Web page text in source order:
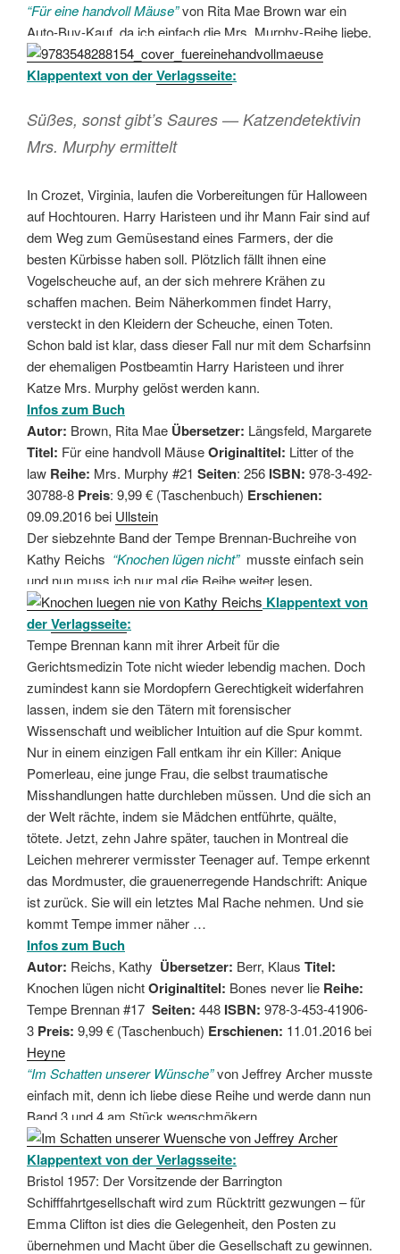
“Für eine handvoll Mäuse”von Rita Mae Brown war ein
Auto-Buy-Kauf, da ich einfach die Mrs. Murphy-Reihe liebe.
Klappentext von derVerlagsseite:
Süßes, sonst gibt’s Saures — Katzendetektivin
Mrs. Murphy ermittelt
In Crozet, Virginia, laufen die Vorbereitungen für Halloween
auf Hochtouren. Harry Haristeen und ihr Mann Fair sind auf
dem Weg zum Gemüsestand eines Farmers, der die
besten Kürbisse haben soll. Plötzlich fällt ihnen eine
Vogelscheuche auf, an der sich mehrere Krähen zu
schaffen machen. Beim Näherkommen findet Harry,
versteckt in den Kleidern der Scheuche, einen Toten.
Schon bald ist klar, dass dieser Fall nur mit dem Scharfsinn
der ehemaligen Postbeamtin Harry Haristeen und ihrer
Katze Mrs. Murphy gelöst werden kann.
Infos zum Buch
Autor: Brown, Rita Mae Übersetzer: Längsfeld, Margarete
Titel: Für eine handvoll MäuseOriginaltitel: Litter of the
law Reihe: Mrs. Murphy #21 Seiten: 256 ISBN: 978-3-492-
30788-8 Preis: 9,99 € (Taschenbuch) Erschienen:
09.09.2016 bei Ullstein
Der siebzehnte Band der Tempe Brennan-Buchreihe von
Kathy Reichs “Knochen lügen nicht”musste einfach sein
und nun muss ich nur mal die Reihe weiter lesen.
Klappentext von
derVerlagsseite:
Tempe Brennan kann mit ihrer Arbeit für die
Gerichtsmedizin Tote nicht wieder lebendig machen. Doch
zumindest kann sie Mordopfern Gerechtigkeit widerfahren
lassen, indem sie den Tätern mit forensischer
Wissenschaft und weiblicher Intuition auf die Spur kommt.
Nur in einem einzigen Fall entkam ihr ein Killer: Anique
Pomerleau, eine junge Frau, die selbst traumatische
Misshandlungen hatte durchleben müssen. Und die sich an
der Welt rächte, indem sie Mädchen entführte, quälte,
tötete. Jetzt, zehn Jahre später, tauchen in Montreal die
Leichen mehrerer vermisster Teenager auf. Tempe erkennt
das Mordmuster, die grauenerregende Handschrift: Anique
ist zurück. Sie will ein letztes Mal Rache nehmen. Und sie
kommt Tempe immer näher …
Infos zum Buch
Autor: Reichs, Kathy Übersetzer: Berr, Klaus Titel:
Knochen lügen nichtOriginaltitel: Bones never lie Reihe:
Tempe Brennan #17 Seiten: 448 ISBN: 978-3-453-41906-
3 Preis: 9,99 € (Taschenbuch) Erschienen: 11.01.2016 bei
Heyne
“Im Schatten unserer Wünsche”von Jeffrey Archer musste
einfach mit, denn ich liebe diese Reihe und werde dann nun
Band 3 und 4 am Stück wegschmökern.
Klappentext von derVerlagsseite:
Bristol 1957: Der Vorsitzende der Barrington
Schifffahrtgesellschaft wird zum Rücktritt gezwungen – für
Emma Clifton ist dies die Gelegenheit, den Posten zu
übernehmen und Macht über die Gesellschaft zu gewinnen.